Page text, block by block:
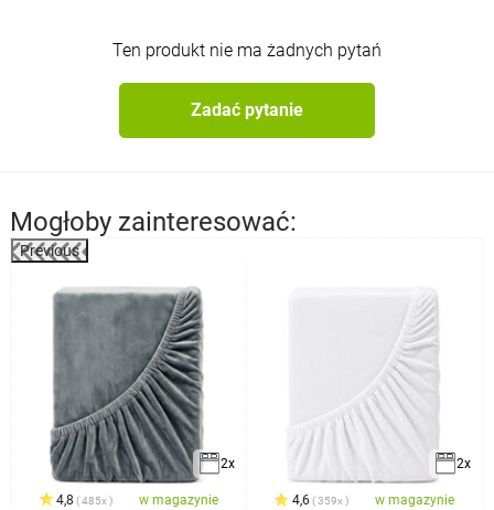
Ten produkt nie ma żadnych pytań
Zadać pytanie
Mogłoby zainteresować:
Previous
2x
4,8 485x w magazynie
2x
4,6 359x w magazynie